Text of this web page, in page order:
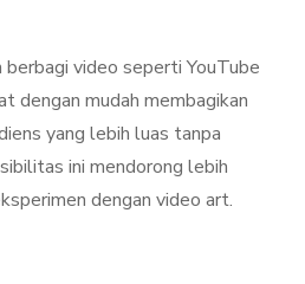
video seperti YouTube
dengan mudah membagikan
yang lebih luas tanpa
ini mendorong lebih
dengan video art.